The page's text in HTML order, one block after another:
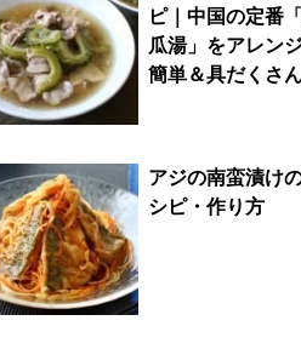
ピ｜中国の定番
瓜湯」をアレンジ
簡単＆具だくさ
アジの南蛮漬け
シピ・作り方